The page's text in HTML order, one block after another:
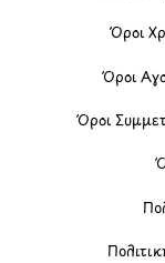
Όροι
Όροι
Όροι